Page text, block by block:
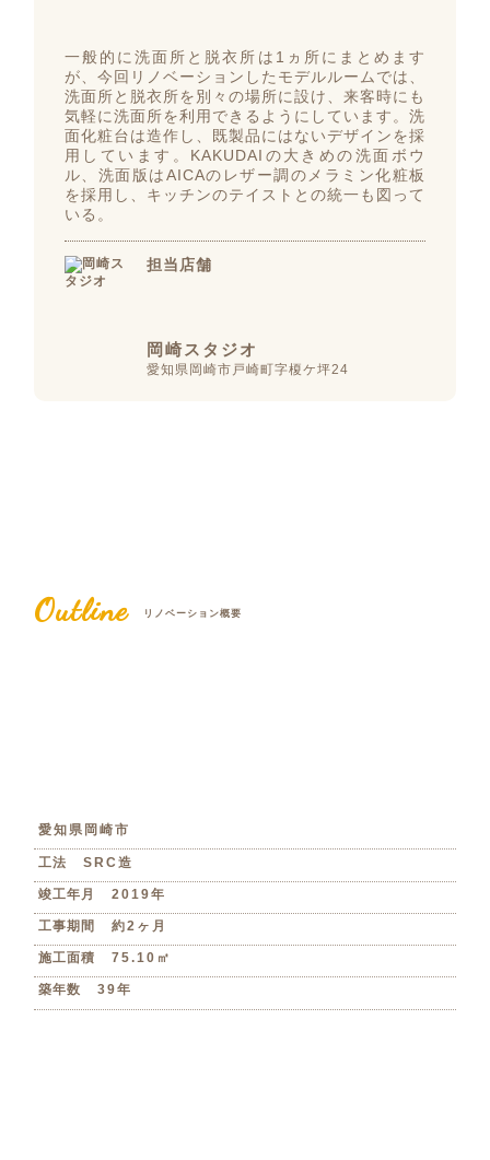
一般的に洗面所と脱衣所は1ヵ所にまとめます
が、今回リノベーションしたモデルルームでは、
洗面所と脱衣所を別々の場所に設け、来客時にも
気軽に洗面所を利用できるようにしています。洗
面化粧台は造作し、既製品にはないデザインを採
用しています。KAKUDAIの大きめの洗面ボウ
ル、洗面版はAICAのレザー調のメラミン化粧板
を採用し、キッチンのテイストとの統一も図って
いる。
担当店舗
岡崎スタジオ
愛知県岡崎市戸崎町字榎ケ坪24
Outline リノベーション概要
愛知県岡崎市
工法 SRC造
竣工年月 2019年
工事期間 約2ヶ月
施工面積 75.10㎡
築年数 39年